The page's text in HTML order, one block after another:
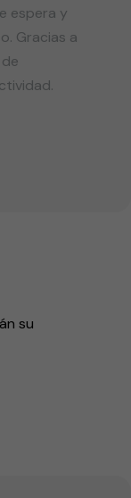
espera y
Gracias a
su